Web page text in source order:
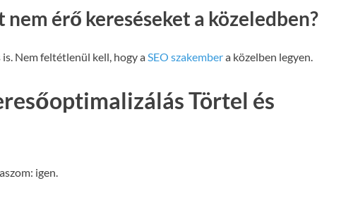
nem érő kereséseket a közeledben?
Nem feltétlenül kell, hogy aSEO szakembera közelben legyen.
Törtel és
igen.